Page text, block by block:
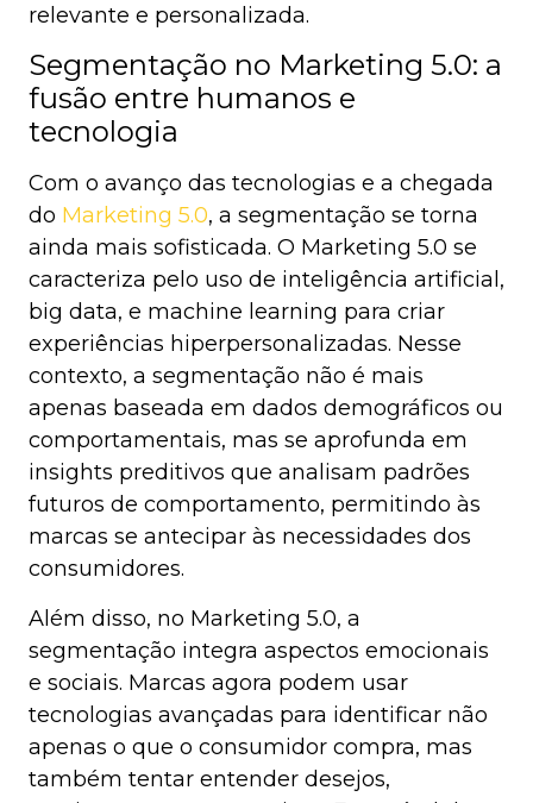
relevante e personalizada.
Segmentação no Marketing 5.0: a
fusão entre humanos e
tecnologia
Com o avanço das tecnologias e a chegada
do Marketing 5.0, a segmentação se torna
ainda mais sofisticada. O Marketing 5.0 se
caracteriza pelo uso de inteligência artificial,
big data, e machine learning para criar
experiências hiperpersonalizadas. Nesse
contexto, a segmentação não é mais
apenas baseada em dados demográficos ou
comportamentais, mas se aprofunda em
insights preditivos que analisam padrões
futuros de comportamento, permitindo às
marcas se antecipar às necessidades dos
consumidores.
Além disso, no Marketing 5.0, a
segmentação integra aspectos emocionais
e sociais. Marcas agora podem usar
tecnologias avançadas para identificar não
apenas o que o consumidor compra, mas
também tentar entender desejos,